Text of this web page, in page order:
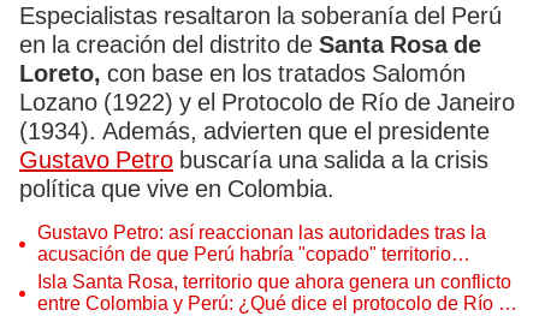
Especialistas resaltaron la soberanía del Perú
en la creación del distrito de Santa Rosa de
Loreto, con base en los tratados Salomón
Lozano (1922) y el Protocolo de Río de Janeiro
(1934). Además, advierten que el presidente
Gustavo Petro buscaría una salida a la crisis
política que vive en Colombia.
Gustavo Petro: así reaccionan las autoridades tras la
acusación de que Perú habría "copado" territorio
colombiano
Isla Santa Rosa, territorio que ahora genera un conflicto
entre Colombia y Perú: ¿Qué dice el protocolo de Río de